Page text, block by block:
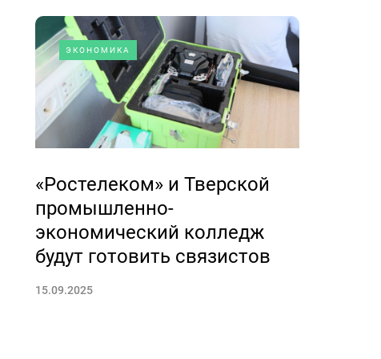
ЭКОНОМИКА
«Ростелеком» и Тверской
промышленно-
экономический колледж
будут готовить связистов
15.09.2025